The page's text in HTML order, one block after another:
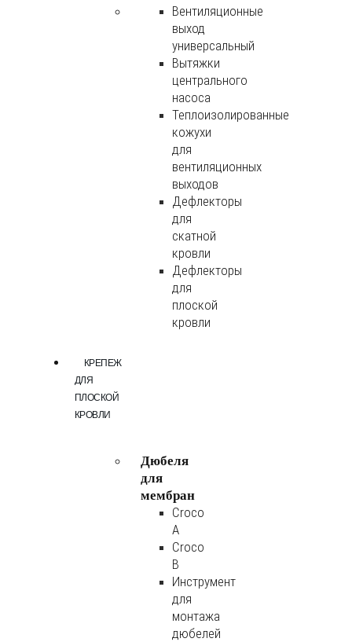
Вентиляционные
выход
универсальный
Вытяжки
центрального
насоса
Теплоизолированные
кожухи
для
вентиляционных
выходов
Дефлекторы
для
скатной
кровли
Дефлекторы
для
плоской
кровли
КРЕПЕЖ
ДЛЯ
ПЛОСКОЙ
КРОВЛИ
Дюбеля
для
мембран
Croco
A
Croco
B
Инструмент
для
монтажа
дюбелей